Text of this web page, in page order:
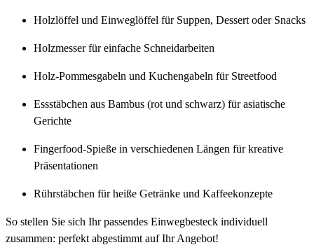
Holzlöffel und Einweglöffel für Suppen, Dessert oder Snacks
Holzmesser für einfache Schneidarbeiten
Holz-Pommesgabeln und Kuchengabeln für Streetfood
Essstäbchen aus Bambus (rot und schwarz) für asiatische
Gerichte
Fingerfood-Spieße in verschiedenen Längen für kreative
Präsentationen
Rührstäbchen für heiße Getränke und Kaffeekonzepte
So stellen Sie sich Ihr passendes Einwegbesteck individuell
zusammen: perfekt abgestimmt auf Ihr Angebot!